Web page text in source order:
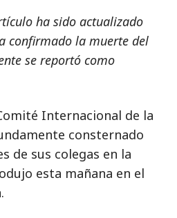
ha sido actualizado
confirmado la muerte del
se reportó como
Internacional de la
consternado
de sus colegas en la
esta mañana en el